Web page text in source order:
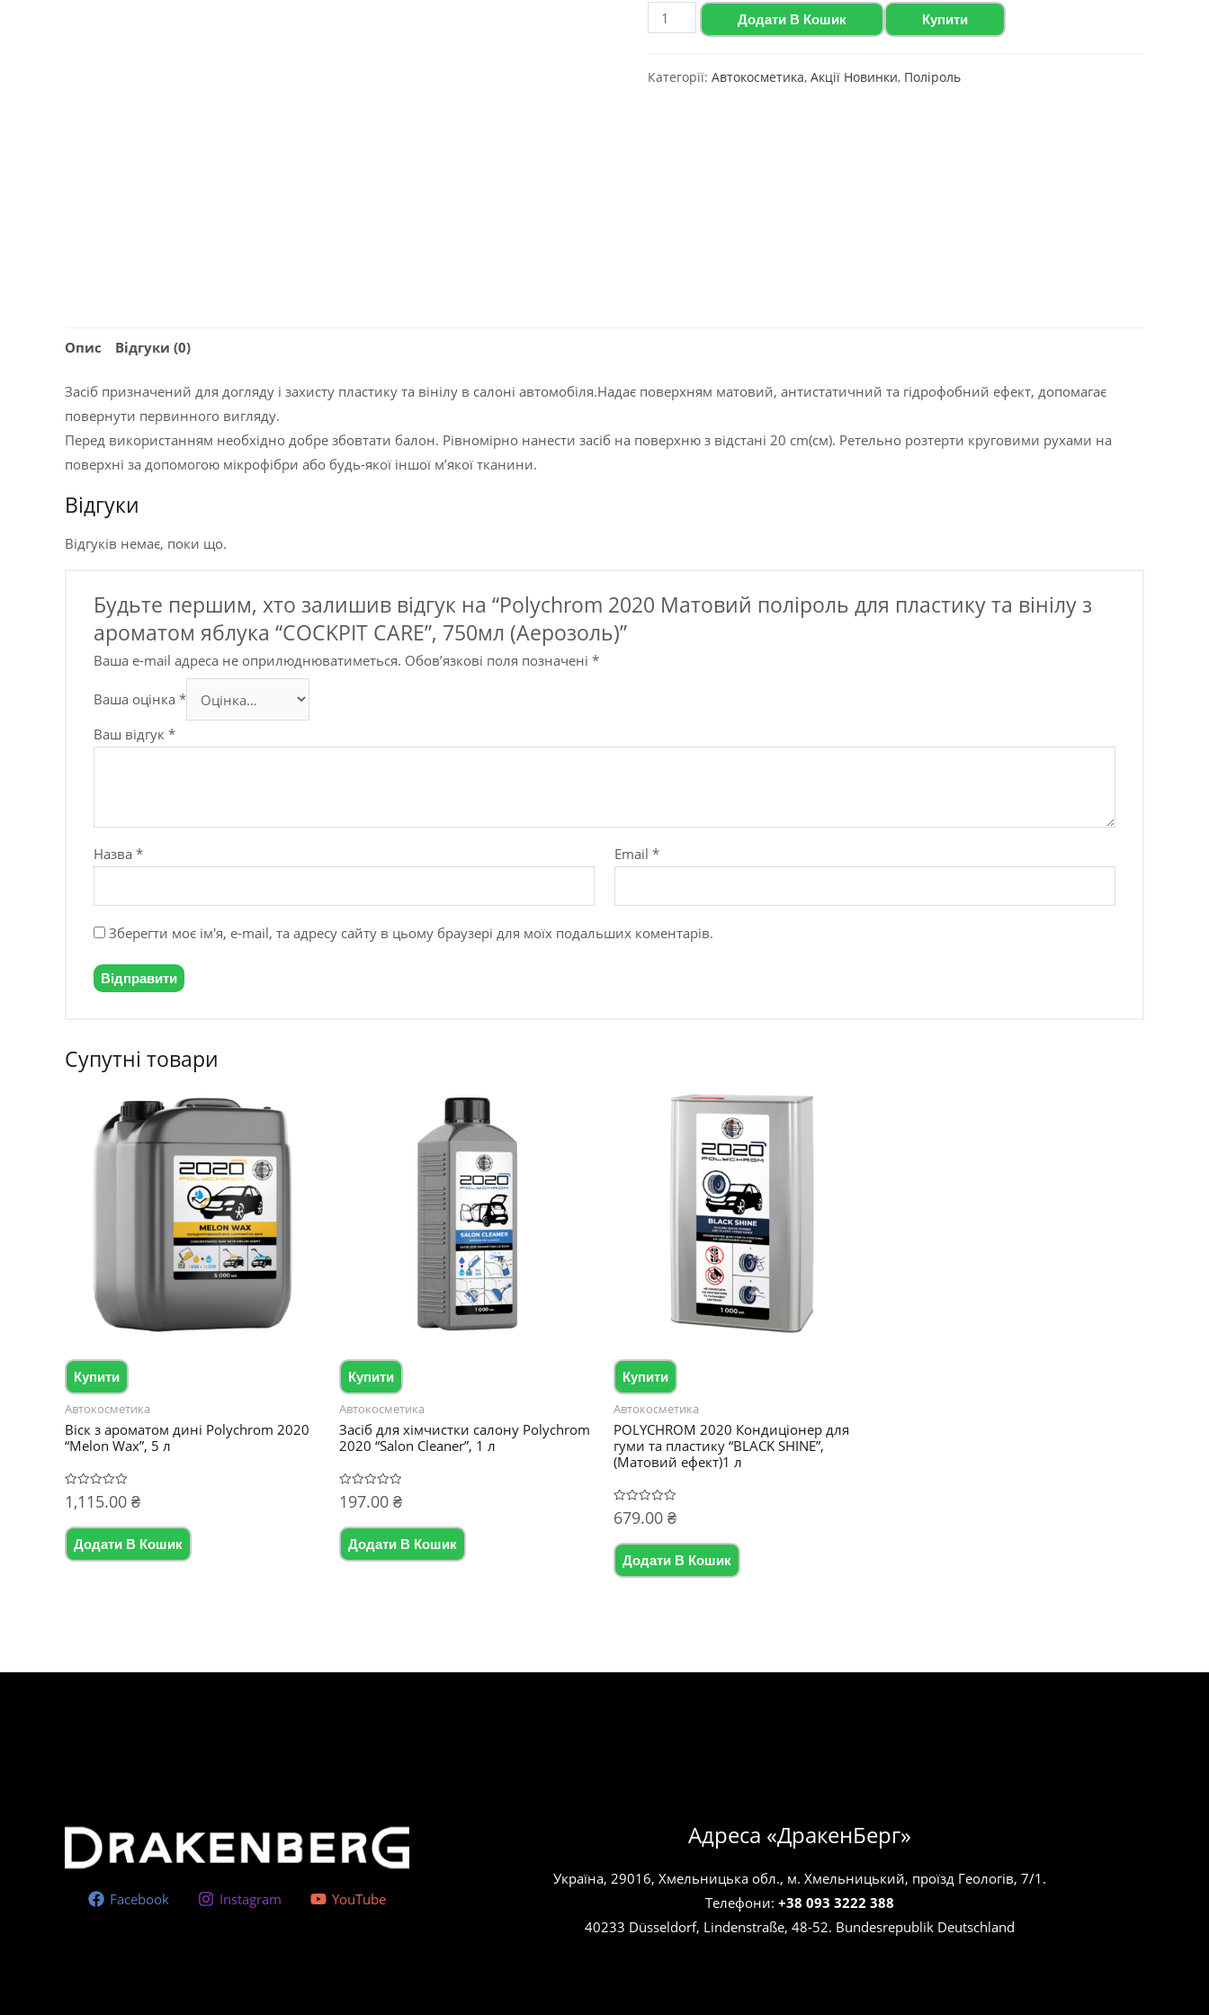
Polychrom
2020
поліроль
Додати В Кошик Купити
Категорії: Автокосметика, Акції Новинки, Поліроль
Опис Відгуки (0)
Засіб призначений для догляду і захисту пластику та вінілу в салоні автомобіля.Надає поверхням матовий, антистатичний та гідрофобний ефект, допомагає
повернути первинного вигляду.
Перед використанням необхідно добре збовтати балон. Рівномірно нанести засіб на поверхню з відстані 20 cm(см). Ретельно розтерти круговими рухами на
поверхні за допомогою мікрофібри або будь-якої іншої м’якої тканини.
Відгуки
Відгуків немає, поки що.
Будьте першим, хто залишив відгук на “Polychrom 2020 Матовий поліроль для пластику та вінілу з
ароматом яблука “COCKPIT CARE”, 750мл (Аерозоль)”
Ваша e-mail адреса не оприлюднюватиметься. Обов’язкові поля позначені *
Ваша оцінка *
Ваш відгук *
Назва * Email*
Зберегти моє ім'я, e-mail, та адресу сайту в цьому браузері для моїх подальших коментарів.
Супутні товари
Купити
Автокосметика
Віск з ароматом дині Polychrom 2020
“Melon Wax”, 5 л
Оцінено
в
з
1,115.00 ₴
Додати В Кошик
Купити
Автокосметика
Засіб для хімчистки салону Polychrom
2020 “Salon Cleaner”, 1 л
Оцінено
в
з
197.00 ₴
Додати В Кошик
Купити
Автокосметика
POLYCHROM 2020 Кондиціонер для
гуми та пластику “BLACK SHINE”,
(Матовий ефект)1 л
Оцінено
в
з
679.00 ₴
Додати В Кошик
Facebook Instagram YouTube
Адреса «ДракенБерг»
Україна, 29016, Хмельницька обл., м. Хмельницький, проїзд Геологів, 7/1.
Телефони: +38 093 3222 388
40233 Düsseldorf, Lindenstraße, 48-52. Bundesrepublik Deutschland